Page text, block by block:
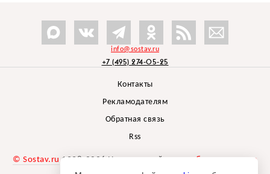
info@sostav.ru
+7 (495) 274-05-25
Контакты
Рекламодателям
Обратная связь
Rss
© Sostav.ru 1998-2026 Независимый проектбрендингового
агентства Depot